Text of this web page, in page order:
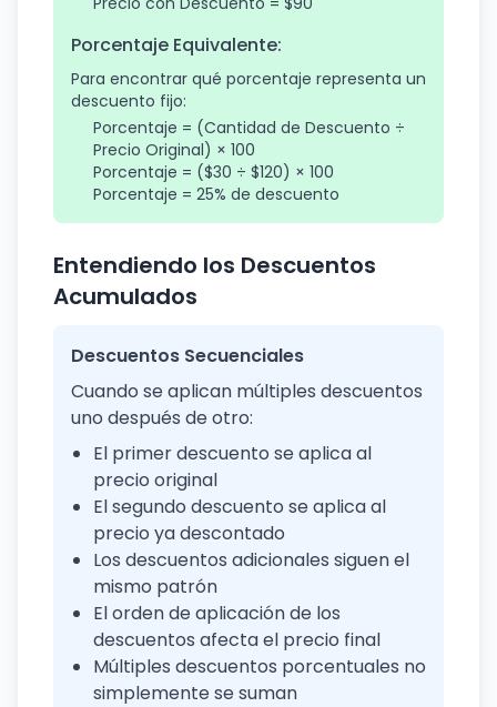
Porcentaje Equivalente:
Para encontrar qué porcentaje representa un
descuento fijo:
Porcentaje = (Cantidad de Descuento ÷
Precio Original) × 100
Porcentaje = ($30 ÷ $120) × 100
Porcentaje = 25% de descuento
Entendiendo los Descuentos
Acumulados
Descuentos Secuenciales
Cuando se aplican múltiples descuentos
uno después de otro:
El primer descuento se aplica al
precio original
El segundo descuento se aplica al
precio ya descontado
Los descuentos adicionales siguen el
mismo patrón
El orden de aplicación de los
descuentos afecta el precio final
Múltiples descuentos porcentuales no
simplemente se suman